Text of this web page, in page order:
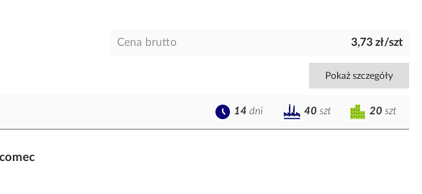
Cena brutto 3,73 zł/szt
Pokaż szczegóły
20 szt
14 dni 40 szt